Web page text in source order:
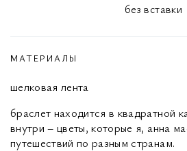
без вставки
МАТЕРИАЛЫ
шелковая лента
браслет находится в квадратной
внутри – цветы, которые я, анна
путешествий по разным странам.